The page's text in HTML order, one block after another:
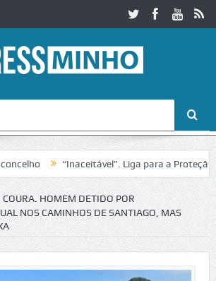
“Inaceitável”. Liga para a Proteção da
Alcobaça Igreja do Castelo de Cerveira
COURA. HOMEM DETIDO POR
NOS CAMINHOS DE SANTIAGO, MAS